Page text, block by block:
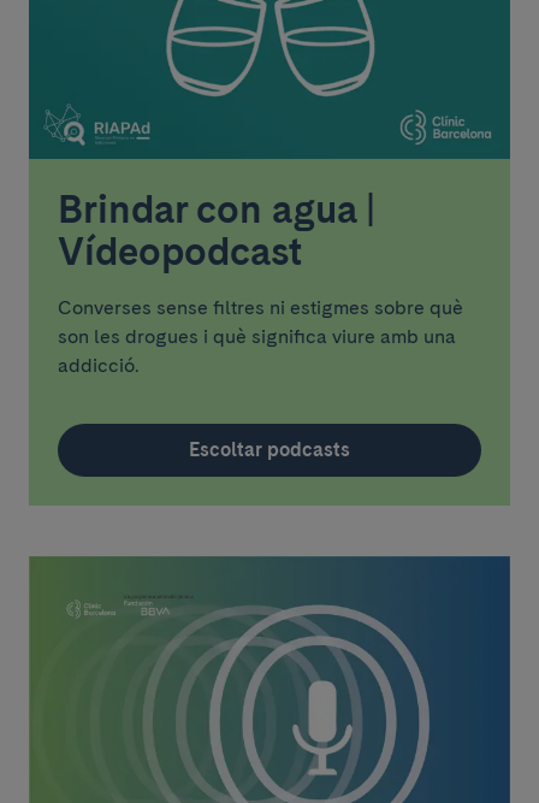
Brindar con agua |
Vídeopodcast
Converses sense filtres ni estigmes sobre què
son les drogues i què significa viure amb una
addicció.
Escoltar podcasts